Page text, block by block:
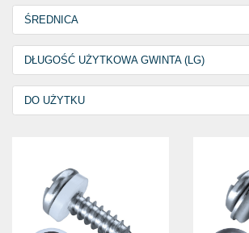
13,0 mm
16,0 mm
19,0 mm
ŚREDNICA
3,9 mm
4,2 mm
4,3 mm
DŁUGOŚĆ UŻYTKOWA GWINTA (LG)
5,2 mm
5,7 mm
6,7 mm
8,3 mm
8,7 mm
DO UŻYTKU